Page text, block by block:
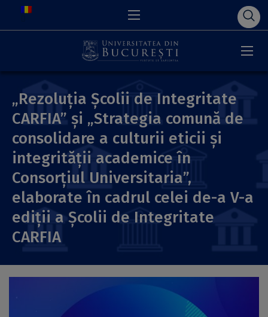
„Rezoluția Școlii de Integritate
CARFIA” și „Strategia comună de
consolidare a culturii eticii și
integrității academice în
Consorțiul Universitaria”,
elaborate în cadrul celei de-a V-a
ediții a Școlii de Integritate
CARFIA